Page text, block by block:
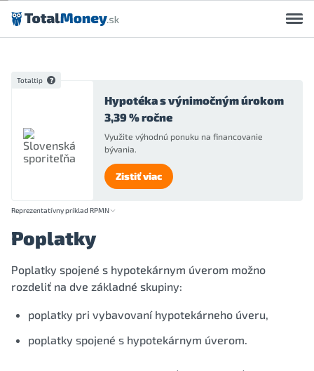
Preskočiť na obsah
Totaltip
Hypotéka s výnimočným úrokom
3,39 % ročne
Využite výhodnú ponuku na financovanie
bývania.
Zistiť viac
Reprezentatívny príklad RPMN
Poplatky
Poplatky spojené s hypotekárnym úverom možno
rozdeliť na dve základné skupiny:
poplatky pri vybavovaní hypotekárneho úveru,
poplatky spojené s hypotekárnym úverom.